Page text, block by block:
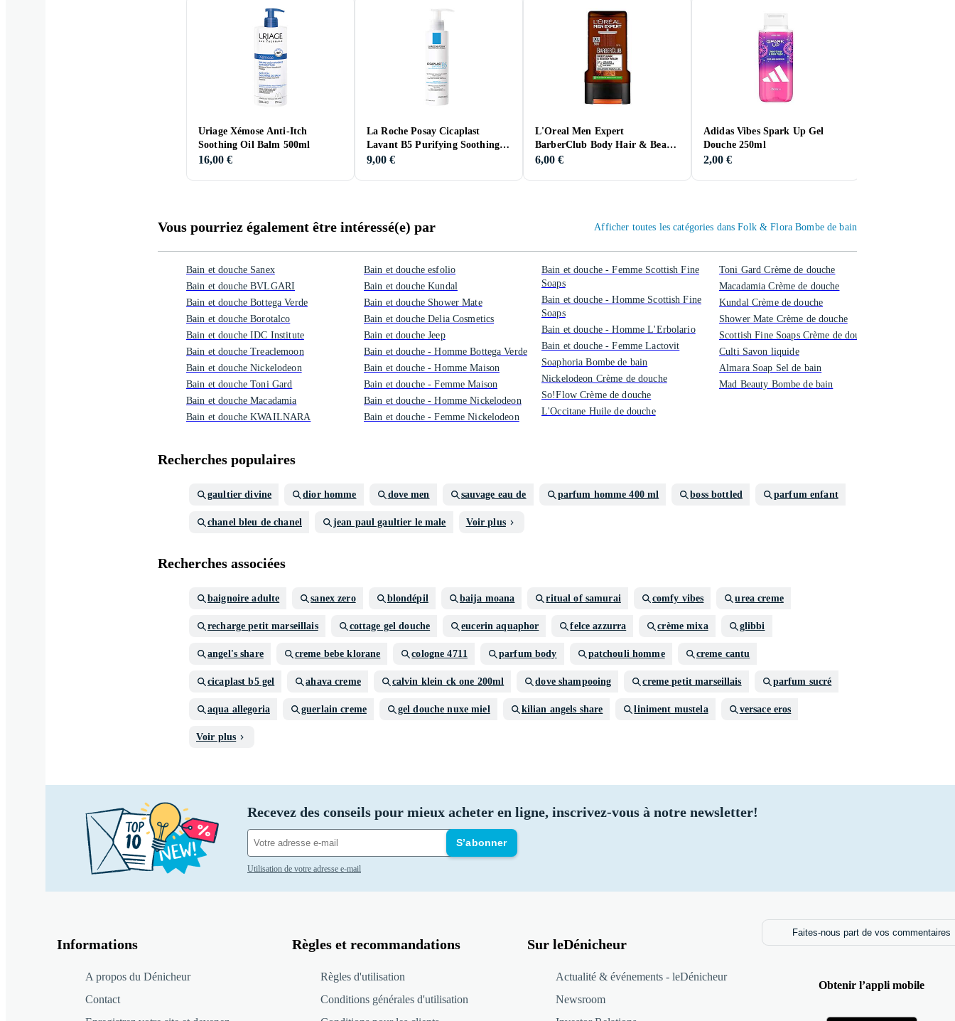
Uriage Xémose Anti-Itch
Soothing Oil Balm 500ml
16,00 €
La Roche Posay Cicaplast
Lavant B5 Purifying Soothing
Foaming Gel 200ml
9,00 €
L'Oreal Men Expert
BarberClub Body Hair & Beard
Shower Gel 300ml
6,00 €
Adidas Vibes Spark Up Gel
Douche 250ml
2,00 €
Vous pourriez également être intéressé(e) par Afficher toutes les catégories dans Folk & Flora Bombe de bain
Bain et douche Sanex
Bain et douche BVLGARI
Bain et douche Bottega Verde
Bain et douche Borotalco
Bain et douche IDC Institute
Bain et douche Treaclemoon
Bain et douche Nickelodeon
Bain et douche Toni Gard
Bain et douche Macadamia
Bain et douche KWAILNARA
Bain et douche esfolio
Bain et douche Kundal
Bain et douche Shower Mate
Bain et douche Delia Cosmetics
Bain et douche Jeep
Bain et douche - Homme Bottega Verde
Bain et douche - Homme Maison
Bain et douche - Femme Maison
Bain et douche - Homme Nickelodeon
Bain et douche - Femme Nickelodeon
Bain et douche - Femme Scottish Fine
Soaps
Bain et douche - Homme Scottish Fine
Soaps
Bain et douche - Homme L'Erbolario
Bain et douche - Femme Lactovit
Soaphoria Bombe de bain
Nickelodeon Crème de douche
So!Flow Crème de douche
L'Occitane Huile de douche
Toni Gard Crème de douche
Macadamia Crème de douche
Kundal Crème de douche
Shower Mate Crème de douche
Scottish Fine Soaps Crème de douche
Culti Savon liquide
Almara Soap Sel de bain
Mad Beauty Bombe de bain
Recherches populaires
gaultier divine dior homme dove men sauvage eau de parfum homme 400 ml boss bottled parfum enfant
chanel bleu de chanel jean paul gaultier le male Voir plus
Recherches associées
baignoire adulte sanex zero blondépil baija moana ritual of samurai comfy vibes urea creme
recharge petit marseillais cottage gel douche eucerin aquaphor felce azzurra crème mixa glibbi
angel's share creme bebe klorane cologne 4711 parfum body patchouli homme creme cantu
cicaplast b5 gel ahava creme calvin klein ck one 200ml dove shampooing creme petit marseillais parfum sucré
aqua allegoria guerlain creme gel douche nuxe miel kilian angels share liniment mustela versace eros
Voir plus
Recevez des conseils pour mieux acheter en ligne, inscrivez-vous à notre newsletter!
S’abonner
Utilisation de votre adresse e-mail
Informations
A propos du Dénicheur
Contact
Règles et recommandations
Règles d'utilisation
Conditions générales d'utilisation
Sur leDénicheur
Actualité & événements - leDénicheur
Newsroom
Faites-nous part de vos commentaires
Obtenir l’appli mobile